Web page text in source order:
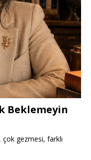
Beklemeyin
gezmesi, farklı